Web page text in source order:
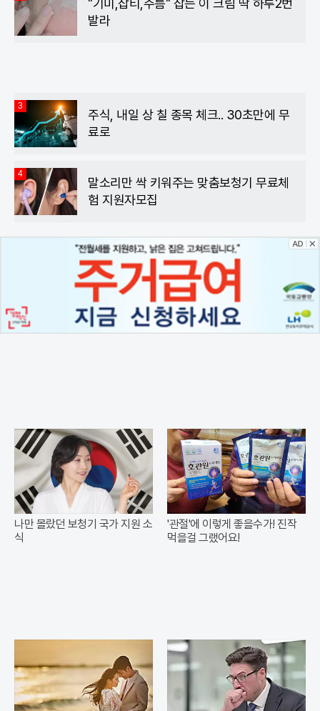
"기미,잡티,주름" 잡는 이 크림 딱 하루2번
발라
3
주식, 내일 상 칠 종목 체크.. 30초만에 무
료로
4
말소리만 싹 키워주는 맞춤보청기 무료체
험 지원자모집
나만 몰랐던 보청기 국가 지원 소
식
'관절'에 이렇게 좋을수가! 진작
먹을걸 그랬어요!